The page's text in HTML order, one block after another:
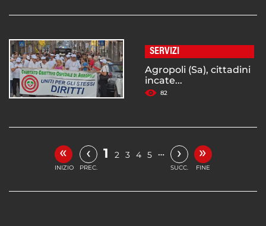
SERVIZI
Agropoli (Sa), cittadini
incate...
82
«
INIZIO
‹
PREC.
1 2 3 4 5 … ›
SUCC.
»
FINE